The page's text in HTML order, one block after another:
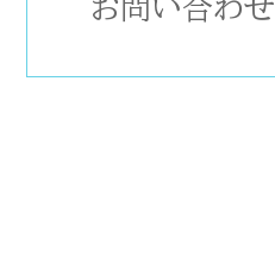
お問い合わせ